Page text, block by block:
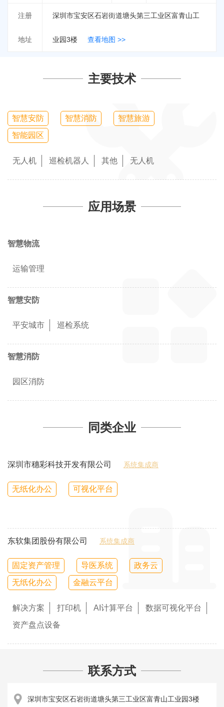
注册
地址
深圳市宝安区石岩街道塘头第三工业区富青山工
业园3楼 查看地图 >>
主要技术
智慧安防 智慧消防
智慧旅游
智能园区
无人机 巡检机器人 其他 无人机
应用场景
智慧物流
运输管理
智慧安防
平安城市 巡检系统
智慧消防
园区消防
同类企业
深圳市穗彩科技开发有限公司 系统集成商
无纸化办公 可视化平台
东软集团股份有限公司 系统集成商
固定资产管理 导医系统
政务云
无纸化办公
金融云平台
解决方案 打印机 AI计算平台
数据可视化平台
资产盘点设备
联系方式
深圳市宝安区石岩街道塘头第三工业区富青山工业园3楼